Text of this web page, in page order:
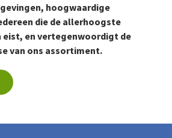
hoogwaardige
die de allerhoogste
en vertegenwoordigt de
van ons assortiment.